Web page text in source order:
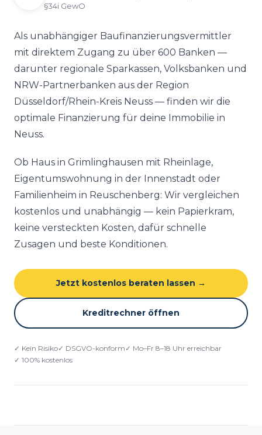
§34i GewO
Als unabhängiger Baufinanzierungsvermittler
mit direktem Zugang zu über 600 Banken —
darunter regionale Sparkassen, Volksbanken und
NRW-Partnerbanken aus der Region
Düsseldorf/Rhein-Kreis Neuss — finden wir die
optimale Finanzierung für deine Immobilie in
Neuss.
Ob Haus in Grimlinghausen mit Rheinlage,
Eigentumswohnung in der Innenstadt oder
Familienheim in Reuschenberg: Wir vergleichen
kostenlos und unabhängig — kein Papierkram,
keine versteckten Kosten, dafür schnelle
Zusagen und beste Konditionen.
Jetzt kostenlos beraten lassen →
Kreditrechner öffnen
✓ Kein Risiko✓ DSGVO-konform ✓ Mo–Fr 8–18 Uhr erreichbar
✓ 100% kostenlos